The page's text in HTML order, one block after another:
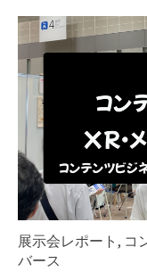
展示会レポート , コ
バース